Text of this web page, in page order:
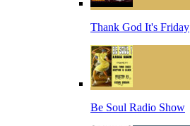
Thank God It's Friday
Be Soul Radio Show